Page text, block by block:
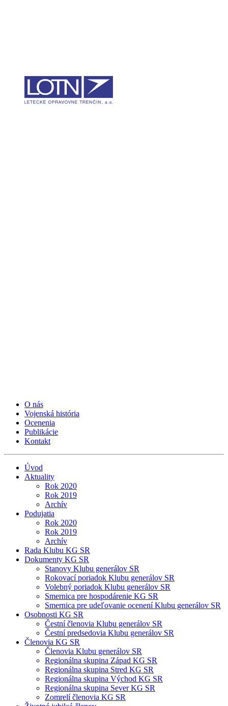
O nás
Vojenská história
Ocenenia
Publikácie
Kontakt
Úvod
Aktuality
Rok 2020
Rok 2019
Archív
Podujatia
Rok 2020
Rok 2019
Archív
Rada Klubu KG SR
Dokumenty KG SR
Stanovy Klubu generálov SR
Rokovací poriadok Klubu generálov SR
Volebný poriadok Klubu generálov SR
Smernica pre hospodárenie KG SR
Smernica pre udeľovanie ocenení Klubu generálov SR
Osobnosti KG SR
Čestní členovia Klubu generálov SR
Čestní predsedovia Klubu generálov SR
Členovia KG SR
Členovia Klubu generálov SR
Regionálna skupina Západ KG SR
Regionálna skupina Stred KG SR
Regionálna skupina Východ KG SR
Regionálna skupina Sever KG SR
Zomrelí členovia KG SR